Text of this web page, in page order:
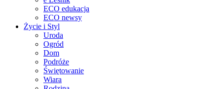
ECO edukacja
ECO newsy
Życie i Styl
Uroda
Ogród
Dom
Podróże
Świętowanie
Wiara